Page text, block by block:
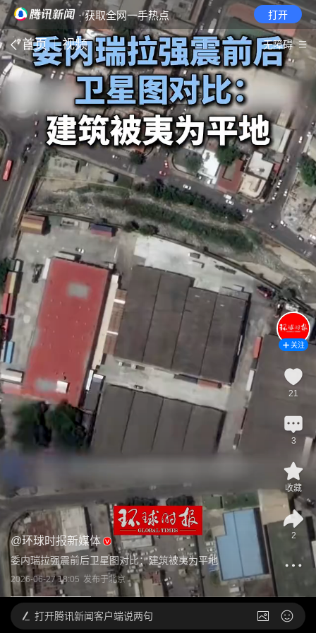
· 获取全网一手热点 打开
首页 视频 无障碍
@环球时报新媒体
委内瑞拉强震前后卫星图对比：建筑被夷为平地
2026-06-27 18:05 发布于北京
关注
21
3
收藏
2
打开腾讯新闻客户端说两句